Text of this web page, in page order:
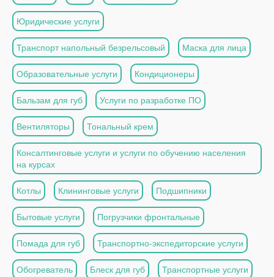
Юридические услуги
Транспорт напольный безрельсовый Маска для лица
Образовательные услуги Кондиционеры
Бальзам для губ Услуги по разработке ПО
Вентиляторы Тональный крем
Консалтинговые услуги и услуги по обучению населения
на курсах
Котлы Клининговые услуги Подшипники
Бытовые услуги Погрузчики фронтальные
Помада для губ Транспортно-экспедиторские услуги
Обогреватель Блеск для губ Транспортные услуги